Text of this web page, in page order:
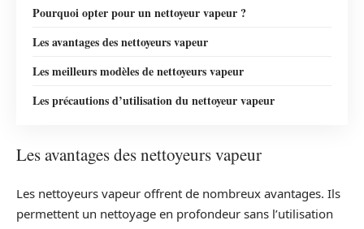
Pourquoi opter pour un nettoyeur vapeur ?
Les avantages des nettoyeurs vapeur
Les meilleurs modèles de nettoyeurs vapeur
Les précautions d’utilisation du nettoyeur vapeur
Les avantages des nettoyeurs vapeur
Les nettoyeurs vapeur offrent de nombreux avantages. Ils
permettent un nettoyage en profondeur sans l’utilisation